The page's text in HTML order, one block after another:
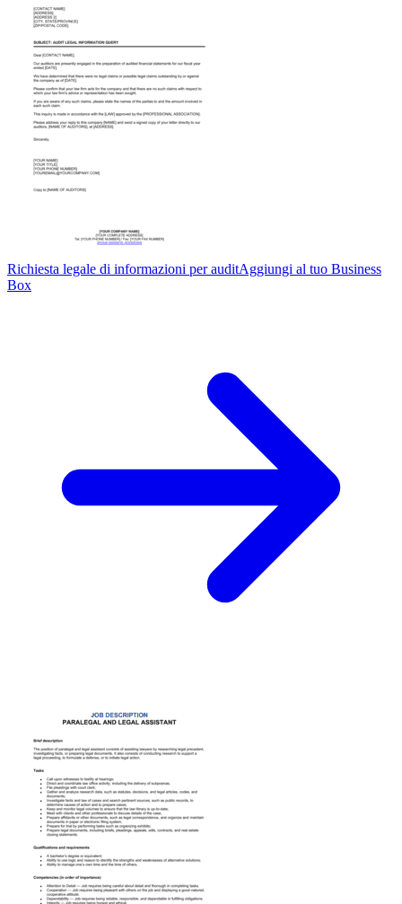
Richiesta legale di informazioni per auditAggiungi al tuo Business
Box